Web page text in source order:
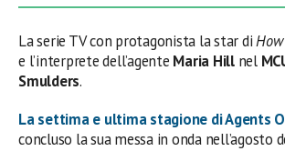
La serie TV con protagonista la star di
e l’interprete dell’agente Maria Hillnel
Smulders.
La settima e ultima stagione diAgents
concluso la sua messa in onda nell’agosto